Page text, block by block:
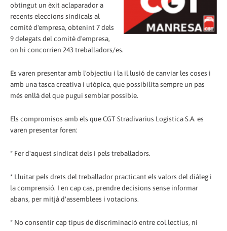
obtingut un èxit aclaparador a
recents eleccions sindicals al
comitè d'empresa, obtenint 7 dels
9 delegats del comitè d'empresa,
on hi concorrien 243 treballadors/es.
Es varen presentar amb l'objectiu i la il.lusió de canviar les coses i
amb una tasca creativa i utòpica, que possibilita sempre un pas
més enllà del que pugui semblar possible.
Els compromisos amb els que CGT Stradivarius Logística S.A. es
varen presentar foren:
* Fer d'aquest sindicat dels i pels treballadors.
* Lluitar pels drets del treballador practicant els valors del diàleg i
la comprensió. I en cap cas, prendre decisions sense informar
abans, per mitjà d'assemblees i votacions.
* No consentir cap tipus de discriminació entre col.lectius, ni